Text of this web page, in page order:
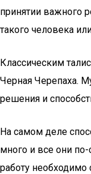
принятии важного
такого человека
Классическим
Черная Черепаха.
решения и
На самом деле
много и все они
работу необходимо